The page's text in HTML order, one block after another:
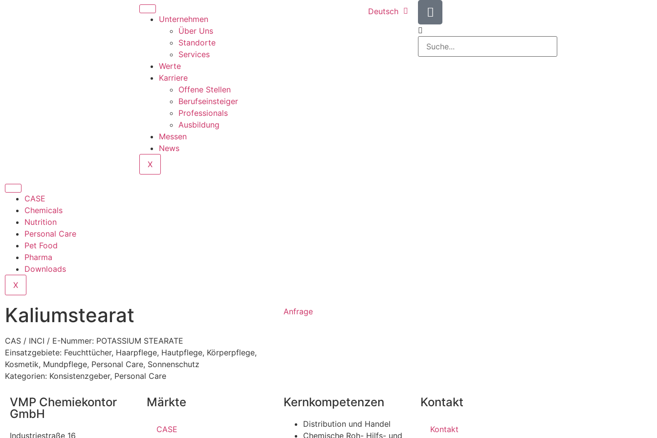
Unternehmen
Über Uns
Standorte
Services
Werte
Karriere
Offene Stellen
Berufseinsteiger
Professionals
Ausbildung
Messen
News
X
Deutsch
CASE
Chemicals
Nutrition
Personal Care
Pet Food
Pharma
Downloads
X
Kaliumstearat
CAS / INCI / E-Nummer: POTASSIUM STEARATE
Einsatzgebiete: Feuchttücher, Haarpflege, Hautpflege, Körperpflege,
Kosmetik, Mundpflege, Personal Care, Sonnenschutz
Kategorien: Konsistenzgeber, Personal Care
Anfrage
VMP Chemiekontor
GmbH
Industriestraße 16
Märkte
CASE
Kernkompetenzen
Distribution und Handel
Chemische Roh- Hilfs- und
Kontakt
Kontakt